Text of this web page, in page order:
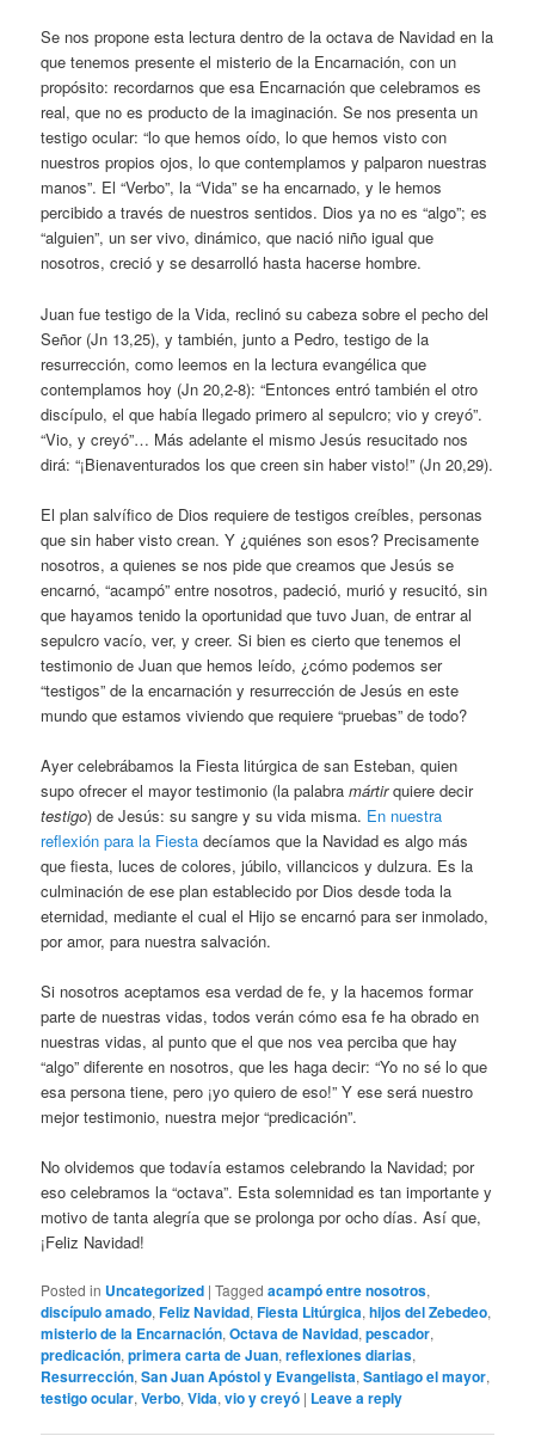
Se nos propone esta lectura dentro de la octava de Navidad en la
que tenemos presente el misterio de la Encarnación, con un
propósito: recordarnos que esa Encarnación que celebramos es
real, que no es producto de la imaginación. Se nos presenta un
testigo ocular: “lo que hemos oído, lo que hemos visto con
nuestros propios ojos, lo que contemplamos y palparon nuestras
manos”. El “Verbo”, la “Vida” se ha encarnado, y le hemos
percibido a través de nuestros sentidos. Dios ya no es “algo”; es
“alguien”, un ser vivo, dinámico, que nació niño igual que
nosotros, creció y se desarrolló hasta hacerse hombre.
Juan fue testigo de la Vida, reclinó su cabeza sobre el pecho del
Señor (Jn 13,25), y también, junto a Pedro, testigo de la
resurrección, como leemos en la lectura evangélica que
contemplamos hoy (Jn 20,2-8): “Entonces entró también el otro
discípulo, el que había llegado primero al sepulcro; vio y creyó”.
“Vio, y creyó”… Más adelante el mismo Jesús resucitado nos
dirá: “¡Bienaventurados los que creen sin haber visto!” (Jn 20,29).
El plan salvífico de Dios requiere de testigos creíbles, personas
que sin haber visto crean. Y ¿quiénes son esos? Precisamente
nosotros, a quienes se nos pide que creamos que Jesús se
encarnó, “acampó” entre nosotros, padeció, murió y resucitó, sin
que hayamos tenido la oportunidad que tuvo Juan, de entrar al
sepulcro vacío, ver, y creer. Si bien es cierto que tenemos el
testimonio de Juan que hemos leído, ¿cómo podemos ser
“testigos” de la encarnación y resurrección de Jesús en este
mundo que estamos viviendo que requiere “pruebas” de todo?
Ayer celebrábamos la Fiesta litúrgica de san Esteban, quien
supo ofrecer el mayor testimonio (la palabramártirquiere decir
testigo) de Jesús: su sangre y su vida misma. En nuestra
reflexión para la Fiesta decíamos que la Navidad es algo más
que fiesta, luces de colores, júbilo, villancicos y dulzura. Es la
culminación de ese plan establecido por Dios desde toda la
eternidad, mediante el cual el Hijo se encarnó para ser inmolado,
por amor, para nuestra salvación.
Si nosotros aceptamos esa verdad de fe, y la hacemos formar
parte de nuestras vidas, todos verán cómo esa fe ha obrado en
nuestras vidas, al punto que el que nos vea perciba que hay
“algo” diferente en nosotros, que les haga decir: “Yo no sé lo que
esa persona tiene, pero ¡yo quiero de eso!” Y ese será nuestro
mejor testimonio, nuestra mejor “predicación”.
No olvidemos que todavía estamos celebrando la Navidad; por
eso celebramos la “octava”. Esta solemnidad es tan importante y
motivo de tanta alegría que se prolonga por ocho días. Así que,
¡Feliz Navidad!
Posted in Uncategorized |Tagged acampó entre nosotros,
discípulo amado,Feliz Navidad,Fiesta Litúrgica,hijos del Zebedeo,
misterio de la Encarnación,Octava de Navidad,pescador,
predicación,primera carta de Juan,reflexiones diarias,
Resurrección,San Juan Apóstol y Evangelista,Santiago el mayor,
testigo ocular,Verbo,Vida,vio y creyó | Leave a reply